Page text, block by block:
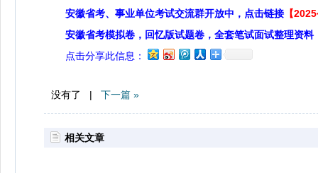
安徽省考、事业单位考试交流群开放中，点击链接 【
安徽省考模拟卷，回忆版试题卷，全套笔试面试整理资料
点击分享此信息：
没有了 | 下一篇 »
相关文章